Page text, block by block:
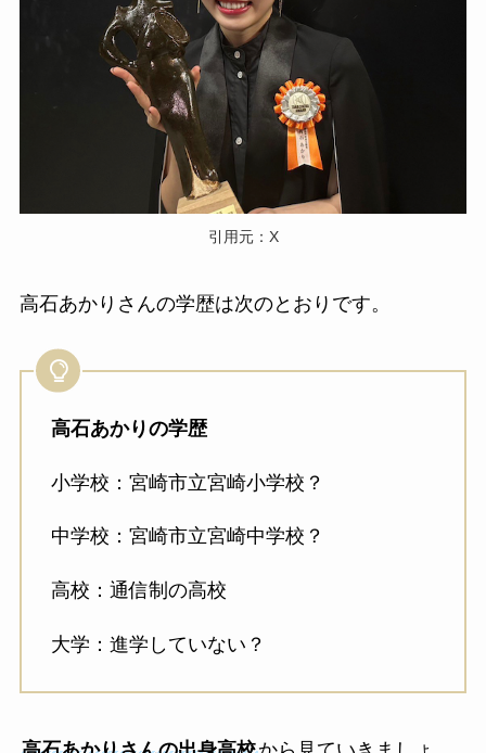
引用元：X
高石あかりさんの学歴は次のとおりです。
高石あかりの学歴
小学校：宮崎市立宮崎小学校？
中学校：宮崎市立宮崎中学校？
高校：通信制の高校
大学：進学していない？